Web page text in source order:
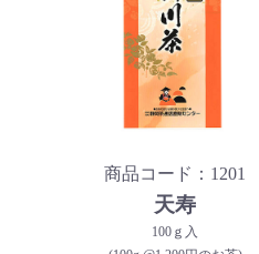
商品コード：1201
天寿
100ｇ入